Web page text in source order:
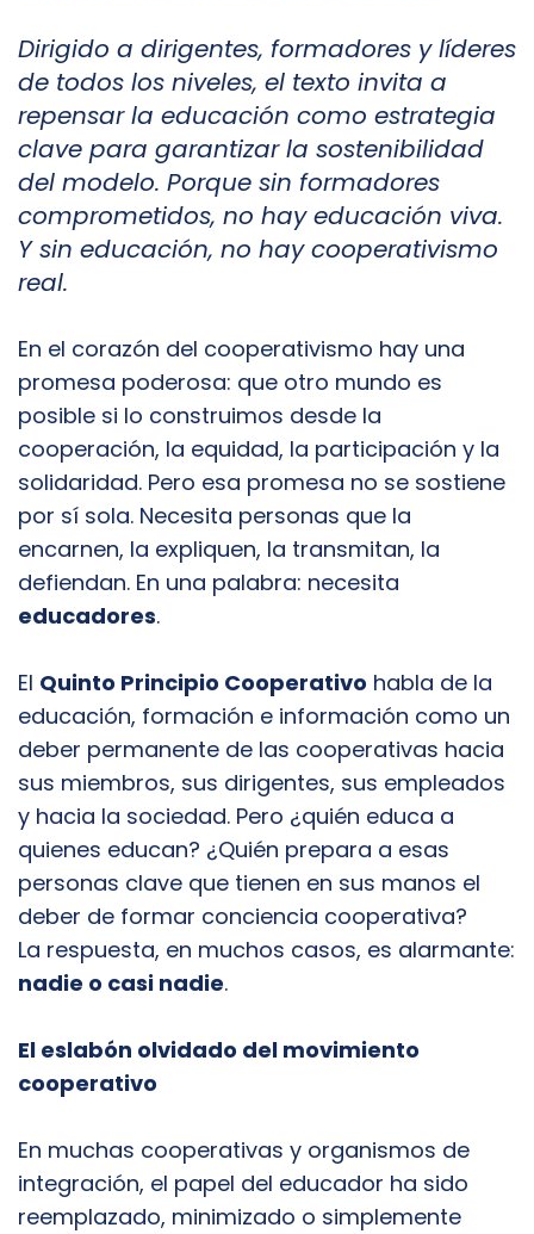
Dirigido a dirigentes, formadores y líderes
de todos los niveles, el texto invita a
repensar la educación como estrategia
clave para garantizar la sostenibilidad
del modelo. Porque sin formadores
comprometidos, no hay educación viva.
Y sin educación, no hay cooperativismo
real.
En el corazón del cooperativismo hay una
promesa poderosa: que otro mundo es
posible si lo construimos desde la
cooperación, la equidad, la participación y la
solidaridad. Pero esa promesa no se sostiene
por sí sola. Necesita personas que la
encarnen, la expliquen, la transmitan, la
defiendan. En una palabra: necesita
educadores.
El Quinto Principio Cooperativo habla de la
educación, formación e información como un
deber permanente de las cooperativas hacia
sus miembros, sus dirigentes, sus empleados
y hacia la sociedad. Pero ¿quién educa a
quienes educan? ¿Quién prepara a esas
personas clave que tienen en sus manos el
deber de formar conciencia cooperativa?
La respuesta, en muchos casos, es alarmante:
nadie o casi nadie.
El eslabón olvidado del movimiento
cooperativo
En muchas cooperativas y organismos de
integración, el papel del educador ha sido
reemplazado, minimizado o simplemente